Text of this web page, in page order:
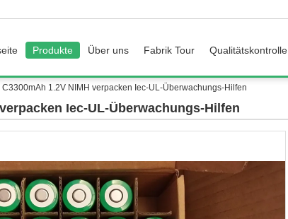
Produkte Über uns Fabrik Tour Qualitätskontrolle
C3300mAh 1.2V NIMH verpacken Iec-UL-Überwachungs-Hilfen
Iec-UL-Überwachungs-Hilfen